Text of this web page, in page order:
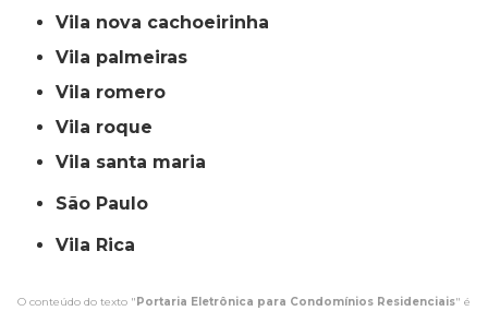
vila nova cachoeirinha
vila palmeiras
vila romero
vila roque
vila santa maria
São Paulo
Vila Rica
O conteúdo do texto " Portaria Eletrônica para Condomínios Residenciais" é